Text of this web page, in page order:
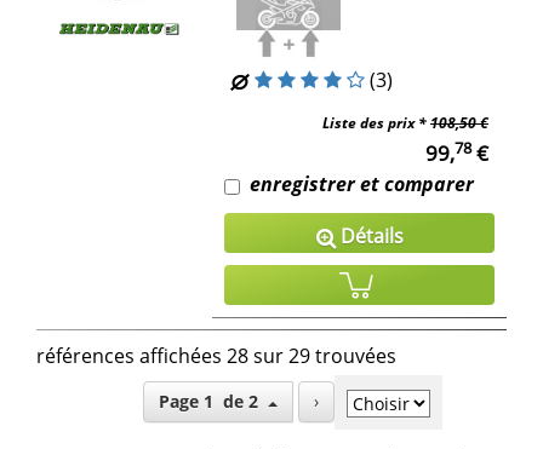
(3)
Liste des prix *108,50 €
99,78€
enregistrer et comparer
Détails
références affichées 28 sur 29 trouvées
Page 1 de 2 ›